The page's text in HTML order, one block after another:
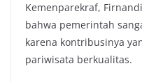
Kemenparekraf,
bahwa pemerintah
karena kontribusinya
pariwisata berkualitas.